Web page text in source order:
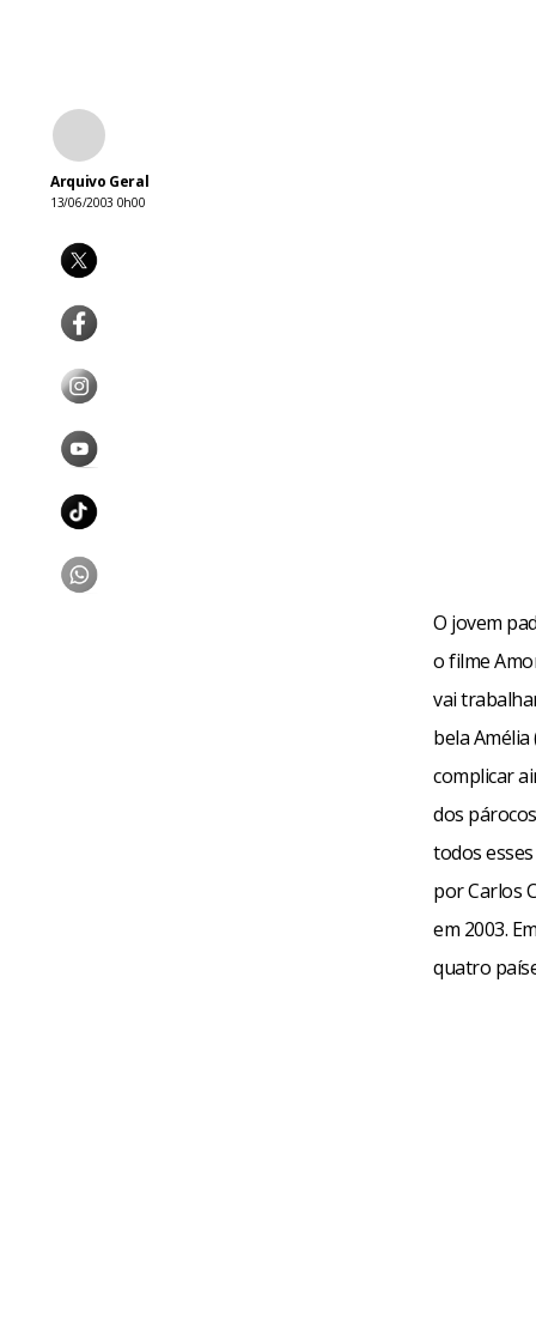
Arquivo Geral
13/06/2003 0h00
O jovem
o filme
vai
bela
complicar
dos
todos
por Carlos
em 2003.
quatro